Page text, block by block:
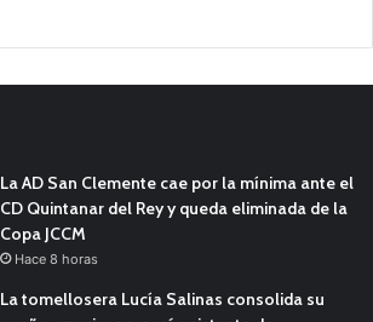
La AD San Clemente cae por la mínima ante el
CD Quintanar del Rey y queda eliminada de la
Copa JCCM
Hace 8 horas
La tomellosera Lucía Salinas consolida su